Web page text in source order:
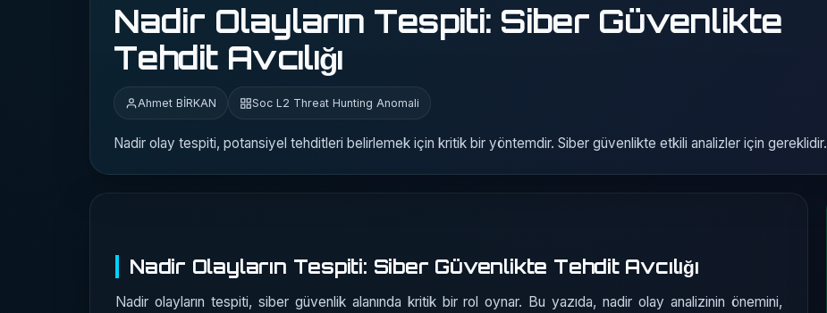
Nadir Olayların Tespiti: Siber Güvenlikte
Tehdit Avcılığı
Ahmet BİRKAN Soc L2 Threat Hunting Anomali
Nadir olay tespiti, potansiyel tehditleri belirlemek için kritik bir yöntemdir. Siber güvenlikte etkili analizler için gereklidir.
Nadir Olayların Tespiti: Siber Güvenlikte Tehdit Avcılığı
Nadir olayların tespiti, siber güvenlik alanında kritik bir rol oynar. Bu yazıda, nadir olay analizinin önemini,